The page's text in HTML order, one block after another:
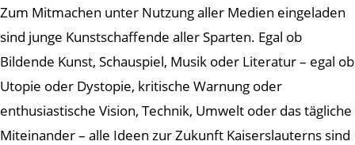
Zum Mitmachen unter Nutzung aller Medien eingeladen
sind junge Kunstschaffende aller Sparten. Egal ob
Bildende Kunst, Schauspiel, Musik oder Literatur – egal ob
Utopie oder Dystopie, kritische Warnung oder
enthusiastische Vision, Technik, Umwelt oder das tägliche
Miteinander – alle Ideen zur Zukunft Kaiserslauterns sind